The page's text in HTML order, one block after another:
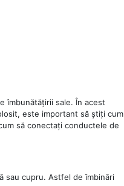
îmbunătățirii sale. În acest
este important să știți cum
să conectați conductele de
sau cupru. Astfel de îmbinări